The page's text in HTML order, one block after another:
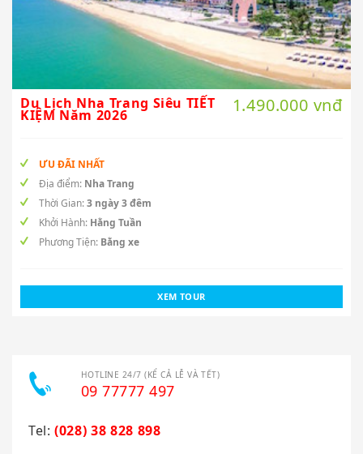
1.490.000 vnđ
Du Lịch Nha Trang Siêu TIẾT
KIỆM Năm 2026
ƯU ĐÃI NHẤT
Địa điểm: Nha Trang
Thời Gian:3 ngày 3 đêm
Khởi Hành: Hằng Tuần
Phương Tiện: Bằng xe
XEM TOUR
HOTLINE 24/7 (KỂ CẢ LỄ VÀ TẾT)
09 77777 497
Tel: (028) 38 828 898